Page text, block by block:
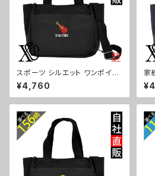
スポーツ シルエット ワンポイン
ト 刺繍トート ショルダーバッグ
カジュアル 軽量 レディース メン
ズ 雑貨 グッズ 自社ブランド 柄
バスケ テニス 和太鼓 大相撲 or
i-a-bg181-b08-s
¥4,760
家
繍
ュ
雑
木